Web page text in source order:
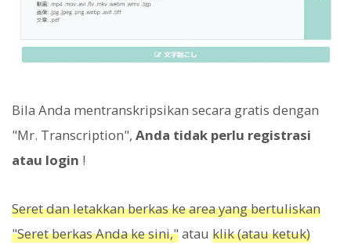
Bila Anda mentranskripsikan secara gratis dengan
"Mr. Transcription", Anda tidak perlu registrasi
atau login !
Seret dan letakkan berkas ke area yang bertuliskan
"Seret berkas Anda ke sini,"atau klik (atau ketuk)